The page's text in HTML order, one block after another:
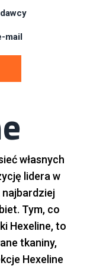
mail
własnych
lidera w
najbardziej
Tym, co
Hexeline, to
tkaniny,
Hexeline